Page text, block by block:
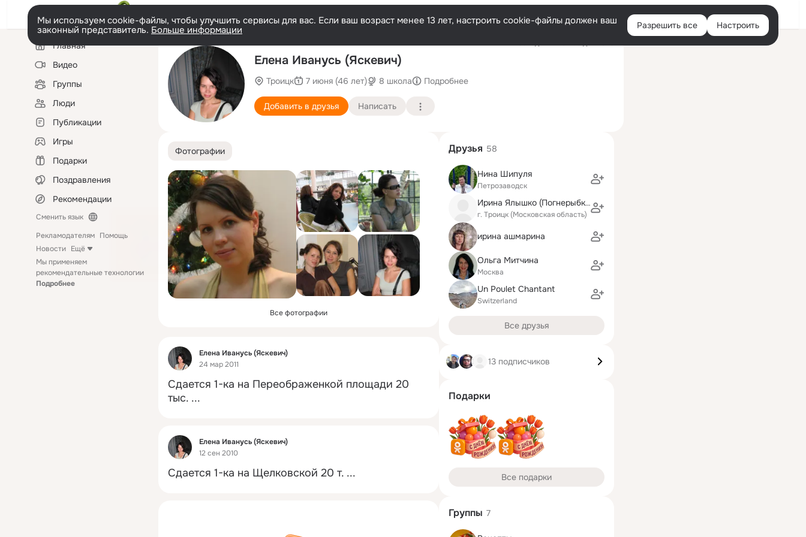
Войти
Мы используем cookie-файлы, чтобы улучшить сервисы для вас. Если ваш возраст менее 13 лет, настроить cookie-файлы должен ваш
законный представитель. Больше информации Разрешить все Настроить
Левая
колонкаГлавная
Видео
Группы
Люди
Публикации
Игры
Подарки
Поздравления
Рекомендации
Сменить язык
Рекламодателям Помощь
Новости Ещё
Мы применяем
рекомендательные технологии
Подробнее
Eлена Иванусь (Яскевич)
Троицк 7 июня (46 лет) 8 школа Подробнее
Добавить в друзья Написать
Фотографии
Все фотографии
Фид
Eлена Иванусь (Яскевич)
24 мар 2011
Сдается 1-ка на Переображенкой площади 20
тыс. ...
Фид
Eлена Иванусь (Яскевич)
12 сен 2010
Сдается 1-ка на Щелковской 20 т. ...
Друзья 58
Нина Шипуля
Петрозаводск
Ирина Ялышко (Погнерыбко)
г. Троицк (Московская область)
ирина ашмарина
Ольга Митчина
Москва
Un Poulet Chantant
Switzerland
Все друзья
13 подписчиков
Подарки
Все подарки
Группы 7